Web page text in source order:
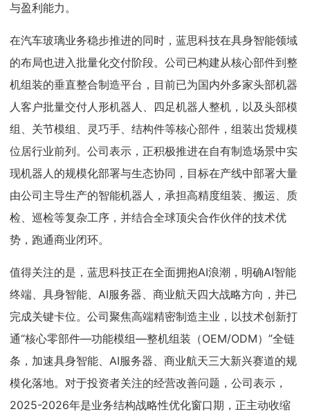
与盈利能力。
在汽车玻璃业务稳步推进的同时，蓝思科技在具身智能领域
的布局也进入批量化交付阶段。公司已构建从核心部件到整
机组装的垂直整合制造平台，目前已为国内外多家头部机器
人客户批量交付人形机器人、四足机器人整机，以及头部模
组、关节模组、灵巧手、结构件等核心部件，组装出货规模
位居行业前列。公司表示，正积极推进在自有制造场景中实
现机器人的规模化部署与生态协同，目标在产线中部署大量
由公司主导生产的智能机器人，承担高精度组装、搬运、质
检、巡检等复杂工序，并结合全球顶尖合作伙伴的技术优
势，跑通商业闭环。
值得关注的是，蓝思科技正在全面拥抱AI浪潮，明确AI智能
终端、具身智能、AI服务器、商业航天四大战略方向，并已
完成关键卡位。公司聚焦高端精密制造主业，以技术创新打
通“核心零部件—功能模组—整机组装（OEM/ODM）”全链
条，加速具身智能、AI服务器、商业航天三大新兴赛道的规
模化落地。对于投资者关注的经营改善问题，公司表示，
2025-2026年是业务结构战略性优化窗口期，正主动收缩